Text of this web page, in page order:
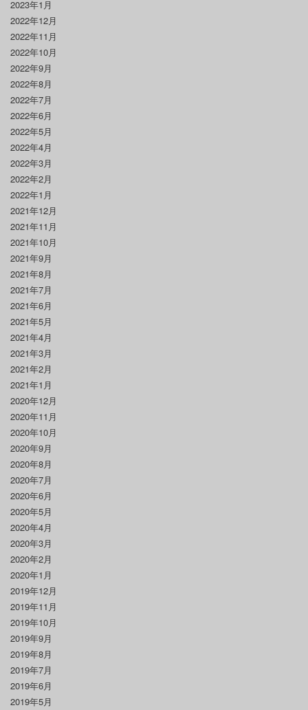
2023年1月
2022年12月
2022年11月
2022年10月
2022年9月
2022年8月
2022年7月
2022年6月
2022年5月
2022年4月
2022年3月
2022年2月
2022年1月
2021年12月
2021年11月
2021年10月
2021年9月
2021年8月
2021年7月
2021年6月
2021年5月
2021年4月
2021年3月
2021年2月
2021年1月
2020年12月
2020年11月
2020年10月
2020年9月
2020年8月
2020年7月
2020年6月
2020年5月
2020年4月
2020年3月
2020年2月
2020年1月
2019年12月
2019年11月
2019年10月
2019年9月
2019年8月
2019年7月
2019年6月
2019年5月